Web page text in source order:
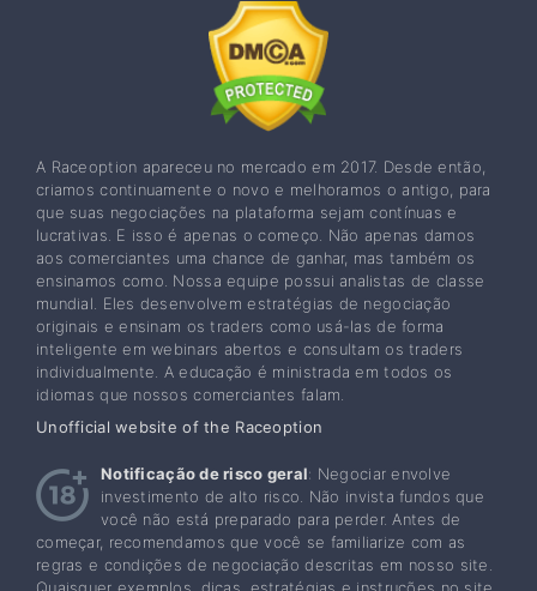
A Raceoption apareceu no mercado em 2017. Desde então,
criamos continuamente o novo e melhoramos o antigo, para
que suas negociações na plataforma sejam contínuas e
lucrativas. E isso é apenas o começo. Não apenas damos
aos comerciantes uma chance de ganhar, mas também os
ensinamos como. Nossa equipe possui analistas de classe
mundial. Eles desenvolvem estratégias de negociação
originais e ensinam os traders como usá-las de forma
inteligente em webinars abertos e consultam os traders
individualmente. A educação é ministrada em todos os
idiomas que nossos comerciantes falam.
Unofficial website of the Raceoption
Notificação de risco geral: Negociar envolve
investimento de alto risco. Não invista fundos que
você não está preparado para perder. Antes de
começar, recomendamos que você se familiarize com as
regras e condições de negociação descritas em nosso site.